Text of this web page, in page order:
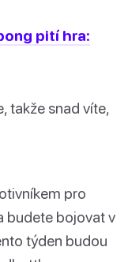
pití hra:
takže snad víte,
pro
budete bojovat v
týden budou